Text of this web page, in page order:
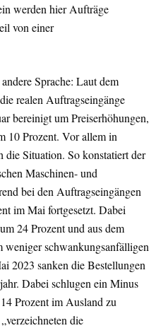
werden hier Aufträge
von einer
Sprache: Laut dem
realen Auftragseingänge
bereinigt um Preiserhöhungen,
10 Prozent. Vor allem in
die Situation. So konstatiert der
Maschinen- und
bei den Auftragseingängen
im Mai fortgesetzt. Dabei
24 Prozent und aus dem
schwankungsanfälligen
2023 sanken die Bestellungen
Dabei schlugen ein Minus
Prozent im Ausland zu
die